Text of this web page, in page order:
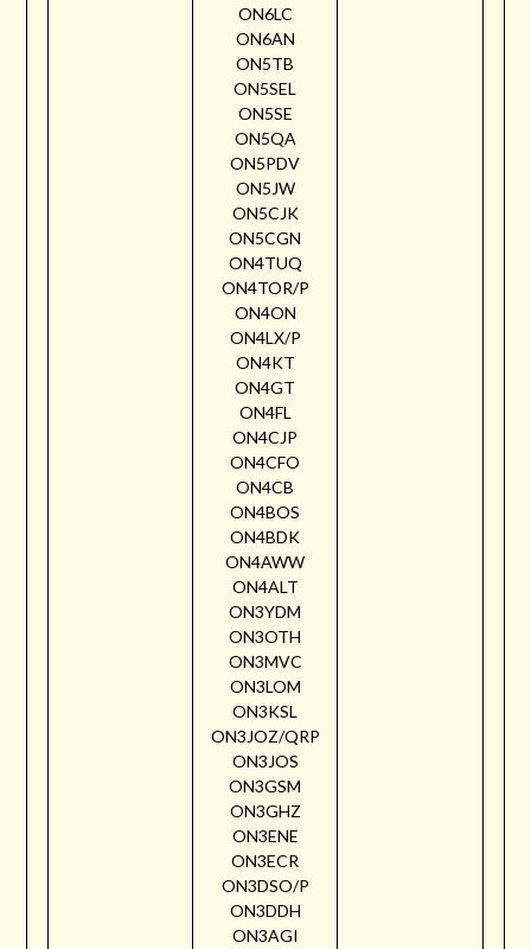
ON6LC
ON6AN
ON5TB
ON5SEL
ON5SE
ON5QA
ON5PDV
ON5JW
ON5CJK
ON5CGN
ON4TUQ
ON4TOR/P
ON4ON
ON4LX/P
ON4KT
ON4GT
ON4FL
ON4CJP
ON4CFO
ON4CB
ON4BOS
ON4BDK
ON4AWW
ON4ALT
ON3YDM
ON3OTH
ON3MVC
ON3LOM
ON3KSL
ON3JOZ/QRP
ON3JOS
ON3GSM
ON3GHZ
ON3ENE
ON3ECR
ON3DSO/P
ON3DDH
ON3AGI